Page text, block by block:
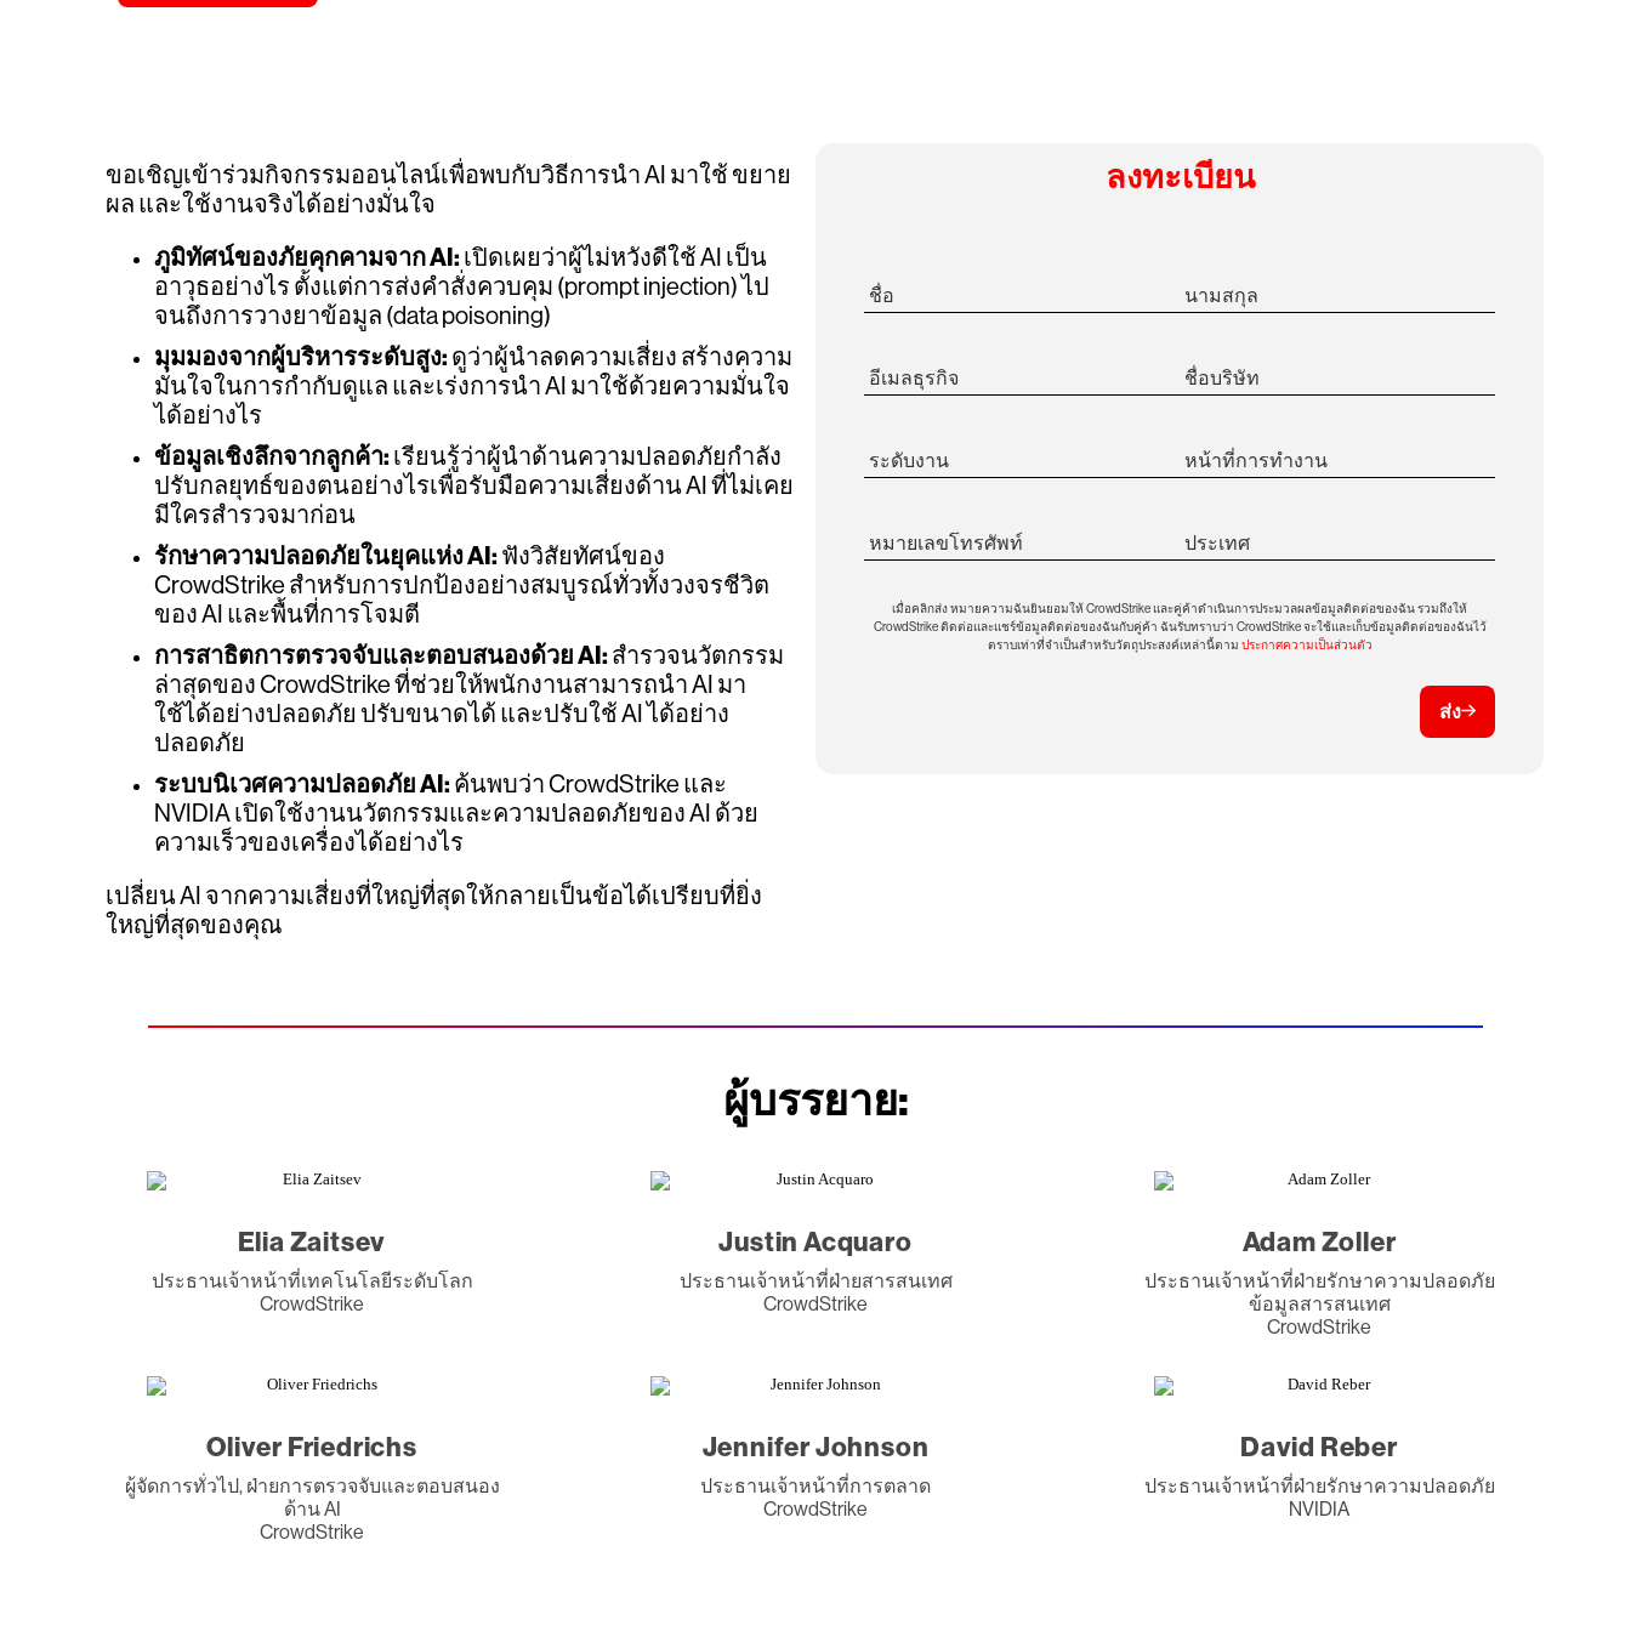
ลงทะเบียน
ชื่อ นามสกุล
อีเมลธุรกิจ ชื่อบริษัท
ระดับงาน หน้าที่การทำงาน
หมายเลขโทรศัพท์ ประเทศ
เมื่อคลิกส่ง หมายความฉันยินยอมให้ CrowdStrike และคู่ค้าดำเนินการประมวลผลข้อมูลติดต่อของฉัน รวมถึงให้
CrowdStrike ติดต่อและแชร์ข้อมูลติดต่อของฉันกับคู่ค้า ฉันรับทราบว่า CrowdStrike จะใช้และเก็บข้อมูลติดต่อของฉันไว้
ตราบเท่าที่จำเป็นสำหรับวัตถุประสงค์เหล่านี้ตาม ประกาศความเป็นส่วนตัว
ส่ง
ขอเชิญเข้าร่วมกิจกรรมออนไลน์เพื่อพบกับวิธีการนำ AI มาใช้ ขยาย
ผล และใช้งานจริงได้อย่างมั่นใจ
ภูมิทัศน์ของภัยคุกคามจาก AI: เปิดเผยว่าผู้ไม่หวังดีใช้ AI เป็น
อาวุธอย่างไร ตั้งแต่การส่งคำสั่งควบคุม (prompt injection) ไป
จนถึงการวางยาข้อมูล (data poisoning)
มุมมองจากผู้บริหารระดับสูง: ดูว่าผู้นำลดความเสี่ยง สร้างความ
มั่นใจในการกำกับดูแล และเร่งการนำ AI มาใช้ด้วยความมั่นใจ
ได้อย่างไร
ข้อมูลเชิงลึกจากลูกค้า: เรียนรู้ว่าผู้นำด้านความปลอดภัยกำลัง
ปรับกลยุทธ์ของตนอย่างไรเพื่อรับมือความเสี่ยงด้าน AI ที่ไม่เคย
มีใครสำรวจมาก่อน
รักษาความปลอดภัยในยุคแห่ง AI: ฟังวิสัยทัศน์ของ
CrowdStrike สำหรับการปกป้องอย่างสมบูรณ์ทั่วทั้งวงจรชีวิต
ของ AI และพื้นที่การโจมตี
การสาธิตการตรวจจับและตอบสนองด้วย AI: สำรวจนวัตกรรม
ล่าสุดของ CrowdStrike ที่ช่วยให้พนักงานสามารถนำ AI มา
ใช้ได้อย่างปลอดภัย ปรับขนาดได้ และปรับใช้ AI ได้อย่าง
ปลอดภัย
ระบบนิเวศความปลอดภัย AI: ค้นพบว่า CrowdStrike และ
NVIDIA เปิดใช้งานนวัตกรรมและความปลอดภัยของ AI ด้วย
ความเร็วของเครื่องได้อย่างไร
เปลี่ยน AI จากความเสี่ยงที่ใหญ่ที่สุดให้กลายเป็นข้อได้เปรียบที่ยิ่ง
ใหญ่ที่สุดของคุณ
ผู้บรรยาย:
Elia Zaitsev
ประธานเจ้าหน้าที่เทคโนโลยีระดับโลก
CrowdStrike
Justin Acquaro
ประธานเจ้าหน้าที่ฝ่ายสารสนเทศ
CrowdStrike
Adam Zoller
ประธานเจ้าหน้าที่ฝ่ายรักษาความปลอดภัย
ข้อมูลสารสนเทศ
CrowdStrike
Oliver Friedrichs
ผู้จัดการทั่วไป, ฝ่ายการตรวจจับและตอบสนอง
ด้าน AI
CrowdStrike
Jennifer Johnson
ประธานเจ้าหน้าที่การตลาด
CrowdStrike
David Reber
ประธานเจ้าหน้าที่ฝ่ายรักษาความปลอดภัย
NVIDIA